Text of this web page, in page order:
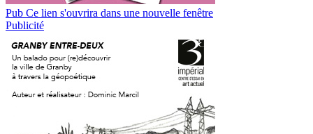
Pub Ce lien s'ouvrira dans une nouvelle fenêtre
Publicité